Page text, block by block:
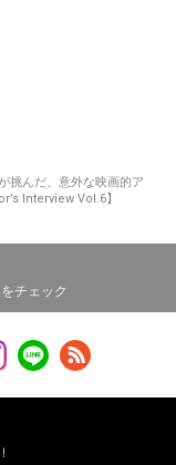
挑んだ、意外な映画的ア
Interview Vol.6】
チェック